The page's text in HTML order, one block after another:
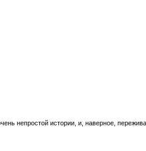
непростой истории, и, наверное,